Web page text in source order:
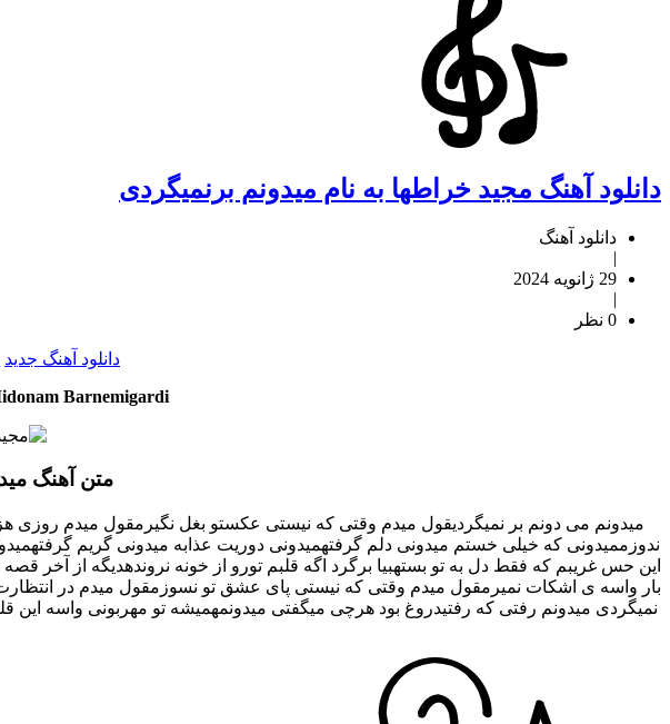
دانلود آهنگ مجید خراطها به نام میدونم برنمیگردی
دانلود آهنگ
|
29 ژانویه 2024
|
0 نظر
دانلود آهنگ جدید
Barnemigardi
متن آهنگ
میدونم می دونم بر نمیگردیقول میدم وقتی که نیستی عکستو بغل نگیرمقول میدم
ندوزممیدونی که خیلی خستم میدونی دلم گرفتهمیدونی دوریت عذابه میدونی گریم
این حس غریبم که فقط دل به تو بستهبیا برگرد اگه قلبم تورو از خونه نروندهدیگه از
بار واسه ی اشکات نمیرمقول میدم وقتی که نیستی پای عشق تو نسوزمقول میدم در
نمیگردی میدونم رفتی که رفتیدروغ بود هرچی میگفتی میدونمهمیشه تو مهربونی واسه